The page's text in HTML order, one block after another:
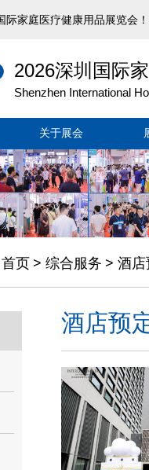
家庭医疗健康用品展览会！
2026深圳国际
Shenzhen International
关于展会
首页 > 综合服务 > 酒店
酒店预